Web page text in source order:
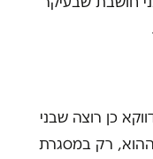
כן רוצה שבני
ההוא, רק במסגרת